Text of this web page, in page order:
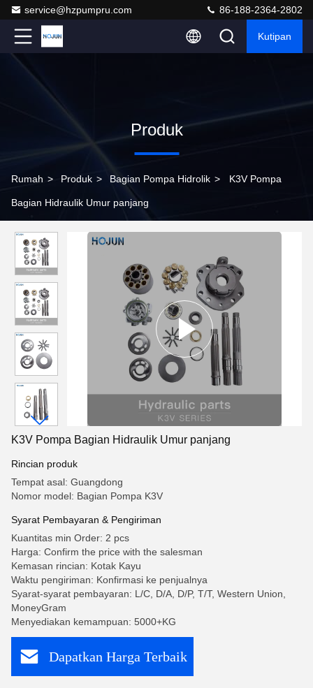
service@hzpumpru.com 86-188-2364-2802
Kutipan
Produk
Rumah > Produk > Bagian Pompa Hidrolik > K3V Pompa
Bagian Hidraulik Umur panjang
K3V Pompa Bagian Hidraulik Umur panjang
Rincian produk
Tempat asal: Guangdong
Nomor model: Bagian Pompa K3V
Syarat Pembayaran & Pengiriman
Kuantitas min Order: 2 pcs
Harga: Confirm the price with the salesman
Kemasan rincian: Kotak Kayu
Waktu pengiriman: Konfirmasi ke penjualnya
Syarat-syarat pembayaran: L/C, D/A, D/P, T/T, Western Union,
MoneyGram
Menyediakan kemampuan: 5000+KG
Dapatkan Harga Terbaik